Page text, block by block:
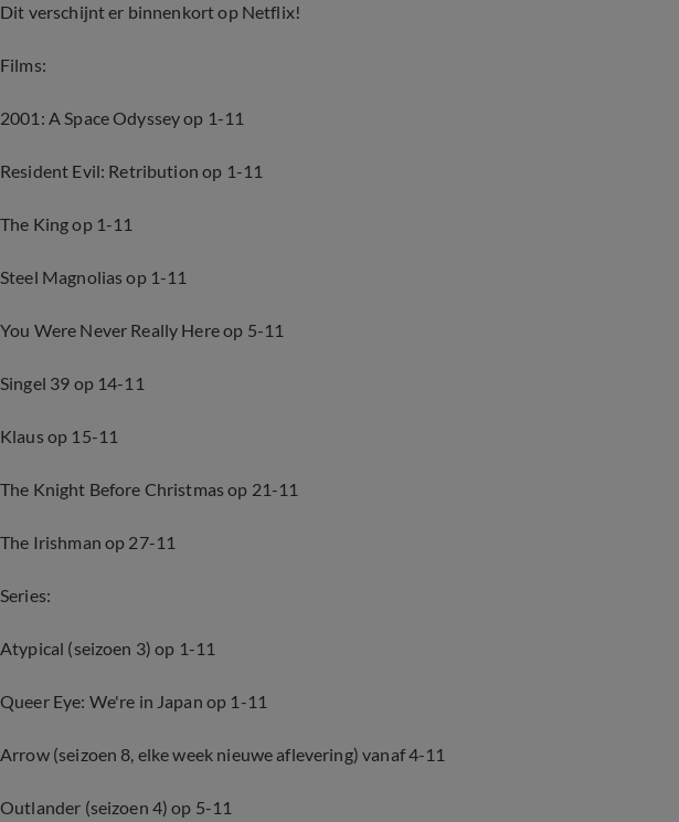
Dit verschijnt er binnenkort op Netflix!
Films:
2001: A Space Odyssey op 1-11
Resident Evil: Retribution op 1-11
The King op 1-11
Steel Magnolias op 1-11
You Were Never Really Here op 5-11
Singel 39 op 14-11
Klaus op 15-11
The Knight Before Christmas op 21-11
The Irishman op 27-11
Series:
Atypical (seizoen 3) op 1-11
Queer Eye: We're in Japan op 1-11
Arrow (seizoen 8, elke week nieuwe aflevering) vanaf 4-11
Outlander (seizoen 4) op 5-11